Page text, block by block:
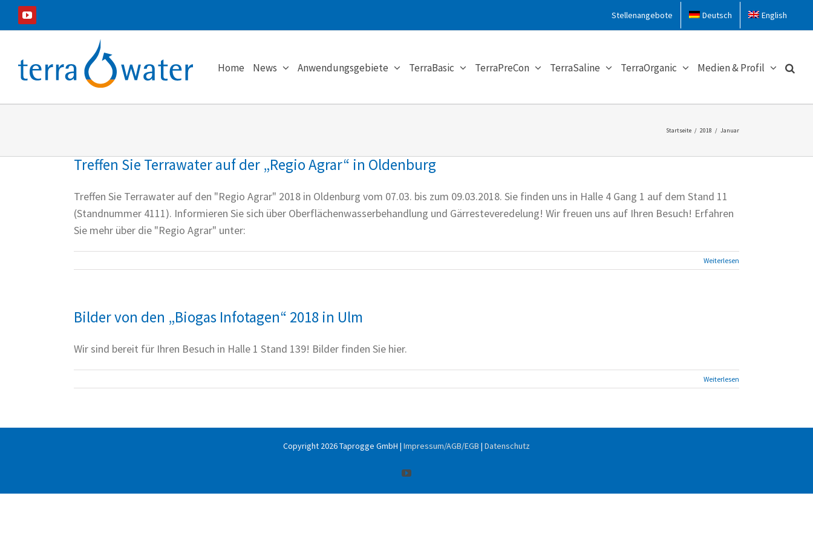
Zum
InhaltYouTube Stellenangebote Deutsch English
Home News Anwendungsgebiete TerraBasic TerraPreCon TerraSaline TerraOrganic Medien & Profil
Startseite / 2018 / Januar
Treffen Sie Terrawater auf der „Regio Agrar“ in Oldenburg
Treffen Sie Terrawater auf den "Regio Agrar" 2018 in Oldenburg vom 07.03. bis zum 09.03.2018. Sie finden uns in Halle 4 Gang 1 auf dem Stand 11
(Standnummer 4111). Informieren Sie sich über Oberflächenwasserbehandlung und Gärresteveredelung! Wir freuen uns auf Ihren Besuch! Erfahren
Sie mehr über die "Regio Agrar" unter:
Weiterlesen
Bilder von den „Biogas Infotagen“ 2018 in Ulm
Wir sind bereit für Ihren Besuch in Halle 1 Stand 139! Bilder finden Sie hier.
Weiterlesen
Copyright 2026 Taprogge GmbH | Impressum/AGB/EGB | Datenschutz
YouTube